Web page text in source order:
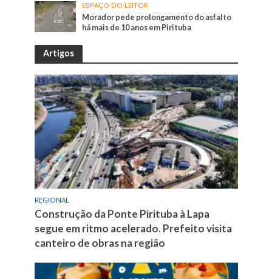
ESPAÇO DO LEITOR
Morador pede prolongamento do asfalto
há mais de 10 anos em Pirituba
Artigos
REGIONAL
Construção da Ponte Pirituba à Lapa
segue em ritmo acelerado. Prefeito visita
canteiro de obras na região